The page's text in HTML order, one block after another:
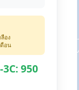
อง
อน
950